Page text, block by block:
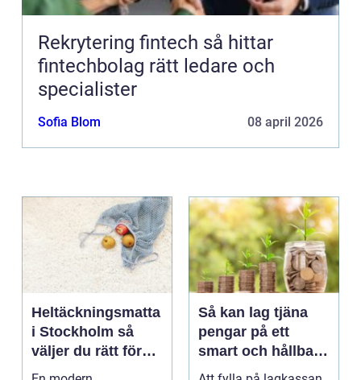
Rekrytering fintech så hittar
fintechbolag rätt ledare och
specialister
Sofia Blom 08 april 2026
Heltäckningsmatta
i Stockholm så
väljer du rätt för
hem och kontor
Så kan lag tjäna
pengar på ett
smart och hållbart
sätt